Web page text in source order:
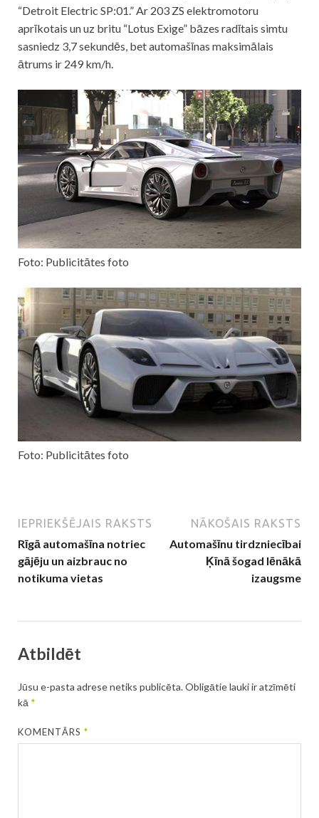
“Detroit Electric SP:01.” Ar 203 ZS elektromotoru
aprīkotais un uz britu “Lotus Exige” bāzes radītais simtu
sasniedz 3,7 sekundēs, bet automašīnas maksimālais
ātrums ir 249 km/h.
Foto: Publicitātes foto
Foto: Publicitātes foto
IEPRIEKŠĒJAIS RAKSTS
Rīgā automašīna notriec
gājēju un aizbrauc no
notikuma vietas
NĀKOŠAIS RAKSTS
Automašīnu tirdzniecībai
Ķīnā šogad lēnākā
izaugsme
Atbildēt
Jūsu e-pasta adrese netiks publicēta.Obligātie lauki ir atzīmēti
kā *
KOMENTĀRS*